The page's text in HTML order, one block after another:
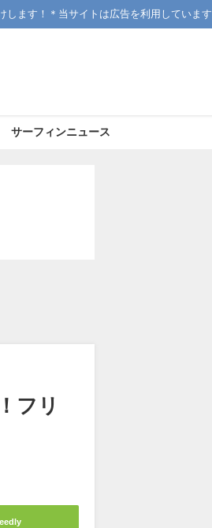
ます！＊当サイトは広告を利用しています
サーフィンニュース
フリ